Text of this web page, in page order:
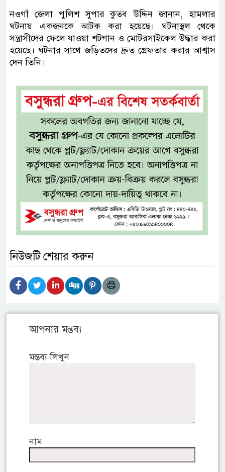
নওগাঁ জেলা পুলিশ সুপার কুতব উদ্দিন জানান, হামলার
ঘটনায় একজনকে আটক করা হয়েছে। ঘটনাস্থল থেকে
সন্ত্রাসীদের ফেলে যাওয়া শটগান ও মোটরসাইকেল উদ্ধার করা
হয়েছে। ঘটনার সাথে জড়িতদের দ্রুত গ্রেফতার করার আশ্বাস
দেন তিনি।
নিউজটি শেয়ার করুন
আপনার মন্তব্য
মন্তব্য লিখুন
নাম